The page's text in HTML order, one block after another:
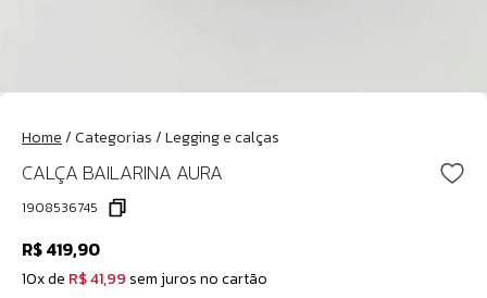
Home/Categorias/Legging e calças
CALÇA BAILARINA AURA
1908536745
R$ 419,90
10x de R$ 41,99 sem juros no cartão